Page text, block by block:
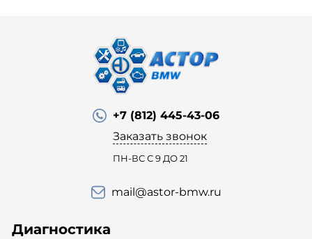
+7 (812) 445-43-06
Заказать звонок
ПН-ВС С 9 ДО 21
mail@astor-bmw.ru
Диагностика